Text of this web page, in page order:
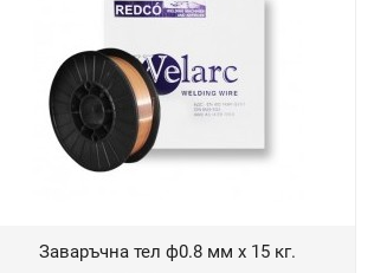
Заваръчна тел ф0.8 мм х 15 кг.